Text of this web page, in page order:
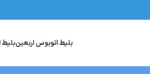
بلیط اتوبوس اربعین